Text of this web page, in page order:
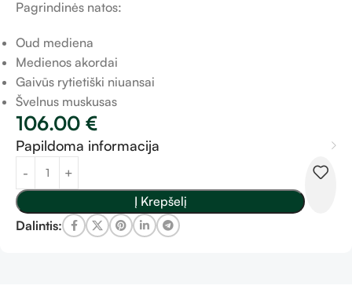
Pagrindinės natos:
Oud mediena
Medienos akordai
Gaivūs rytietiški niuansai
Švelnus muskusas
106.00 €
Papildoma informacija
Į Krepšelį
Dalintis: